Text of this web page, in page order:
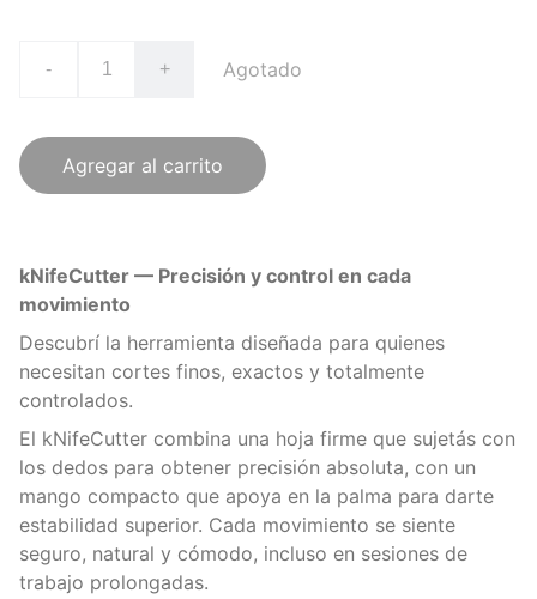
- + Agotado
Agregar al carrito
kNifeCutter — Precisión y control en cada
movimiento
Descubrí la herramienta diseñada para quienes
necesitan cortes finos, exactos y totalmente
controlados.
El kNifeCutter combina una hoja firme que sujetás con
los dedos para obtener precisión absoluta, con un
mango compacto que apoya en la palma para darte
estabilidad superior. Cada movimiento se siente
seguro, natural y cómodo, incluso en sesiones de
trabajo prolongadas.